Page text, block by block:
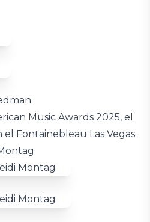
Music Awards 2025, el
Fontainebleau Las Vegas.